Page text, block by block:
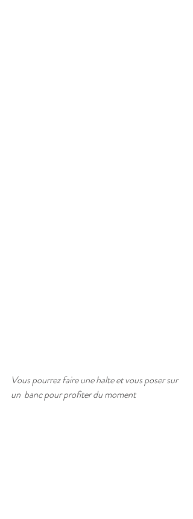
Vous pourrez faire une halte et vous poser sur
un  banc pour profiter du moment